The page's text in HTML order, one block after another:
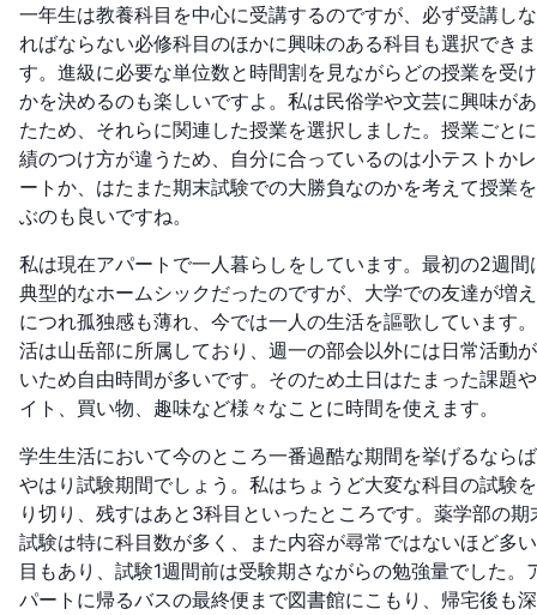
一年生は教養科目を中心に受講するのですが、必ず受講し
ればならない必修科目のほかに興味のある科目も選択できま
す。進級に必要な単位数と時間割を見ながらどの授業を受
かを決めるのも楽しいですよ。私は民俗学や文芸に興味が
たため、それらに関連した授業を選択しました。授業ごと
績のつけ方が違うため、自分に合っているのは小テストか
ートか、はたまた期末試験での大勝負なのかを考えて授業
ぶのも良いですね。
私は現在アパートで一人暮らしをしています。最初の2週間
典型的なホームシックだったのですが、大学での友達が増
につれ孤独感も薄れ、今では一人の生活を謳歌しています
活は山岳部に所属しており、週一の部会以外には日常活動
いため自由時間が多いです。そのため土日はたまった課題
イト、買い物、趣味など様々なことに時間を使えます。
学生生活において今のところ一番過酷な期間を挙げるなら
やはり試験期間でしょう。私はちょうど大変な科目の試験
り切り、残すはあと3科目といったところです。薬学部の期
試験は特に科目数が多く、また内容が尋常ではないほど多
目もあり、試験1週間前は受験期さながらの勉強量でした。
パートに帰るバスの最終便まで図書館にこもり、帰宅後も